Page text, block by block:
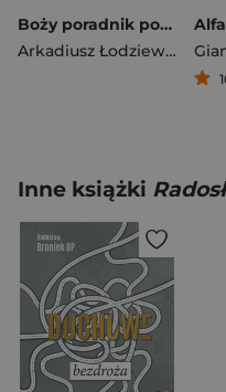
Boży poradnik pocieszenia Twojej duszy. Masz Ojca, z którym wszystko możesz…
Arkadiusz Łodziewski
Inne książki